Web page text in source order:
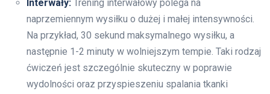
Interwały: Trening interwałowy polega na
naprzemiennym wysiłku o dużej i małej intensywności.
Na przykład, 30 sekund maksymalnego wysiłku, a
następnie 1-2 minuty w wolniejszym tempie. Taki rodzaj
ćwiczeń jest szczególnie skuteczny w poprawie
wydolności oraz przyspieszeniu spalania tkanki